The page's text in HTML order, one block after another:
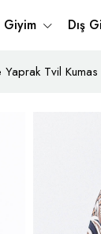
Giyim Dış
Tvil Kumas